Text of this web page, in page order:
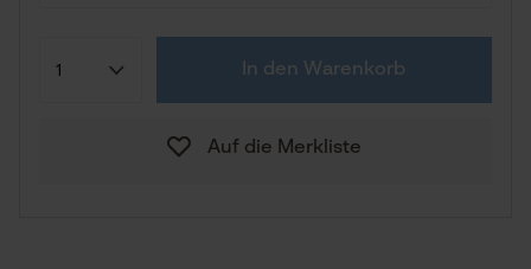
In den Warenkorb
Auf die Merkliste